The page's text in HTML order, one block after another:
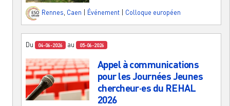
Rennes Caen Événement Colloque européen
Du 04-06-2026 au 05-06-2026
Appel à communications
pour les Journées Jeunes
chercheur·es du REHAL
2026